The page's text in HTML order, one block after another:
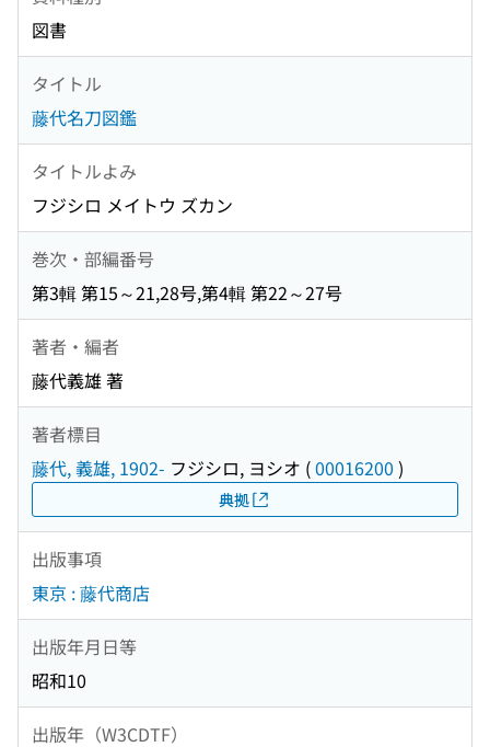
図書
タイトル
藤代名刀図鑑
タイトルよみ
フジシロ メイトウ ズカン
巻次・部編番号
第3輯 第15～21,28号,第4輯 第22～27号
著者・編者
藤代義雄 著
著者標目
藤代, 義雄, 1902- フジシロ, ヨシオ (00016200 )
典拠
出版事項
東京 : 藤代商店
出版年月日等
昭和10
出版年（W3CDTF）